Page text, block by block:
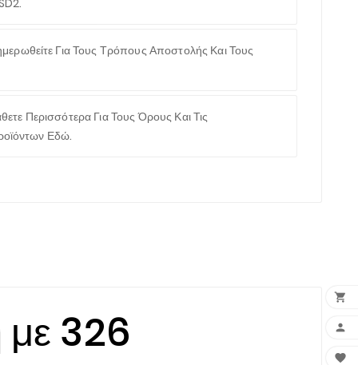
Για Τους Τρόπους Αποστολής Και Τους
Περισσότερα Για Τους Όρους Και Τις
Εδώ.
με 326


